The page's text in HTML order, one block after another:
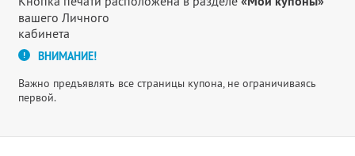
вашего Личного
кабинета
ВНИМАНИЕ!
Важно предъявлять все страницы купона, не ограничиваясь
первой.